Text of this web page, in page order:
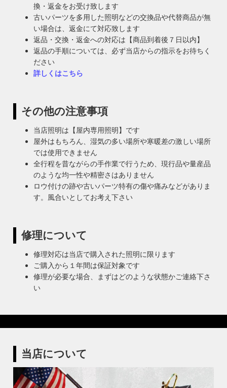
換・返金をお受け致します
古いパーツを多用した照明などの交換品や代替商品が無
い場合は、返金にて対応致します
返品・交換・返金への対応は【商品到着後７日以内】
返品の手順については、必ず当店からの指示をお待ちく
ださい
詳しくはこちら
その他の注意事項
当店照明は【屋内専用照明】です
屋外はもちろん、湿気の多い場所や寒暖差の激しい場所
では使用できません
全行程を昔ながらの手作業で行うため、現行品や量産品
のような均一性や精密さはありません
ロウ付けの跡や古いパーツ特有の傷や痛みなどがありま
す。風合いとしてお考え下さい
修理について
修理対応は当店で購入された照明に限ります
ご購入から１年間は保証対象です
修理が必要な場合、まずはどのような状態かご連絡下さ
い
当店について